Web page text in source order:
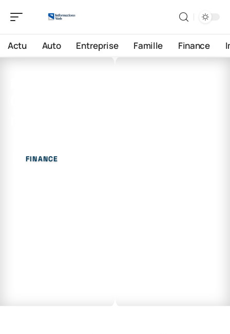
Actu Auto Entreprise Famille Finance
FINANCE